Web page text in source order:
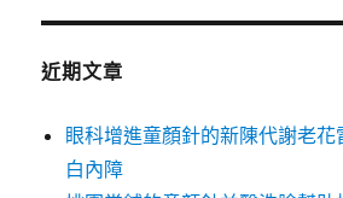
鍵
近期文章
眼科增進童顏針的新陳代謝老
白內障